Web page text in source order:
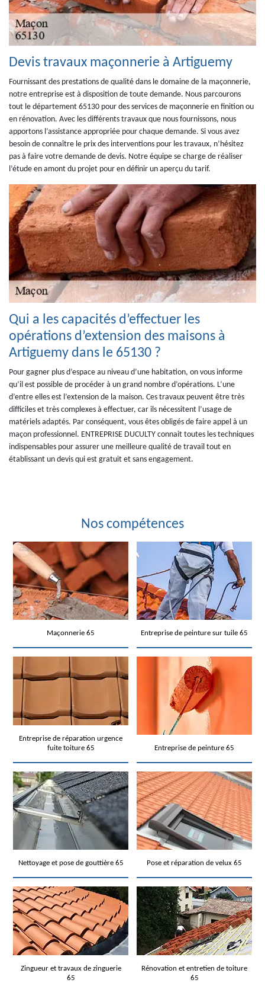
Devis travaux maçonnerie à Artiguemy
Fournissant des prestations de qualité dans le domaine de la maçonnerie,
notre entreprise est à disposition de toute demande. Nous parcourons
tout le département 65130 pour des services de maçonnerie en finition ou
en rénovation. Avec les différents travaux que nous fournissons, nous
apportons l’assistance appropriée pour chaque demande. Si vous avez
besoin de connaître le prix des interventions pour les travaux, n’hésitez
pas à faire votre demande de devis. Notre équipe se charge de réaliser
l’étude en amont du projet pour en définir un aperçu du tarif.
Qui a les capacités d’effectuer les
opérations d’extension des maisons à
Artiguemy dans le 65130 ?
Pour gagner plus d’espace au niveau d’une habitation, on vous informe
qu’il est possible de procéder à un grand nombre d’opérations. L’une
d’entre elles est l’extension de la maison. Ces travaux peuvent être très
difficiles et très complexes à effectuer, car ils nécessitent l’usage de
matériels adaptés. Par conséquent, vous êtes obligés de faire appel à un
maçon professionnel. ENTREPRISE DUCULTY connait toutes les techniques
indispensables pour assurer une meilleure qualité de travail tout en
établissant un devis qui est gratuit et sans engagement.
Nos compétences
Maçonnerie 65 Entreprise de peinture sur tuile 65
Entreprise de réparation urgence
fuite toiture 65
Entreprise de peinture 65
Nettoyage et pose de gouttière 65 Pose et réparation de velux 65
Zingueur et travaux de zinguerie
65
Rénovation et entretien de toiture
65